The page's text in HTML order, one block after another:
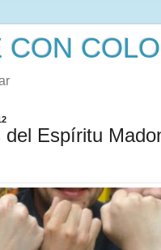
CON
del Espíritu